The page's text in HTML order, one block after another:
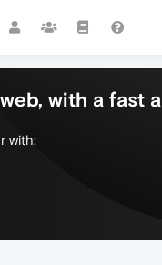
with a fast
with: